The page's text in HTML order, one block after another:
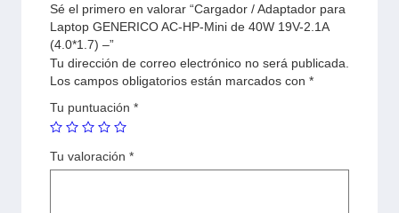
Sé el primero en valorar “Cargador / Adaptador para
Laptop GENERICO AC-HP-Mini de 40W 19V-2.1A
(4.0*1.7) –”
Tu dirección de correo electrónico no será publicada.
Los campos obligatorios están marcados con *
Tu puntuación *
Tu valoración *